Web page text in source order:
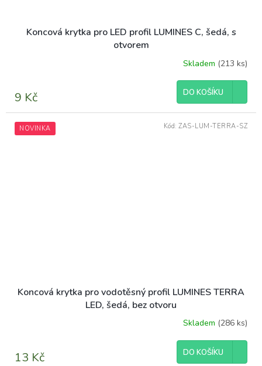
Koncová krytka pro LED profil LUMINES C, šedá, s
otvorem
Skladem (213 ks)
9 Kč DO KOŠÍKU
NOVINKA
Koncová krytka pro vodotěsný profil LUMINES TERRA
LED, šedá, bez otvoru
Skladem (286 ks)
13 Kč DO KOŠÍKU
Kód: ZAS-LUM-TERRA-SZ